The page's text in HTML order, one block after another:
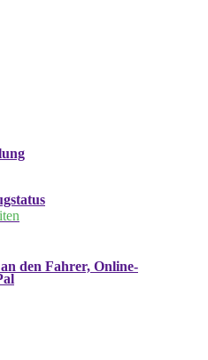
den Fahrer, Online-